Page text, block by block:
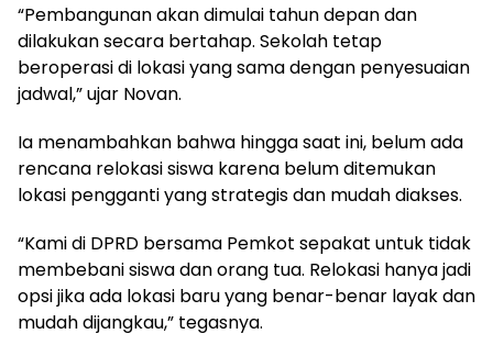
“Pembangunan akan dimulai tahun depan dan
dilakukan secara bertahap. Sekolah tetap
beroperasi di lokasi yang sama dengan penyesuaian
jadwal,” ujar Novan.
Ia menambahkan bahwa hingga saat ini, belum ada
rencana relokasi siswa karena belum ditemukan
lokasi pengganti yang strategis dan mudah diakses.
“Kami di DPRD bersama Pemkot sepakat untuk tidak
membebani siswa dan orang tua. Relokasi hanya jadi
opsi jika ada lokasi baru yang benar-benar layak dan
mudah dijangkau,” tegasnya.